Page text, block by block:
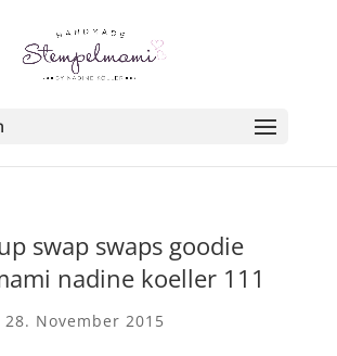
swap swaps goodie
nadine koeller 111
28. November 2015